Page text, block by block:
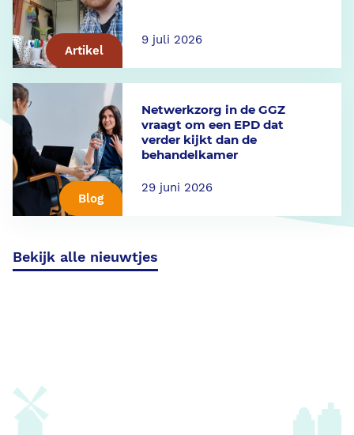
Artikel
9 juli 2026
Blog
Netwerkzorg in de GGZ
vraagt om een EPD dat
verder kijkt dan de
behandelkamer
29 juni 2026
Bekijk alle nieuwtjes